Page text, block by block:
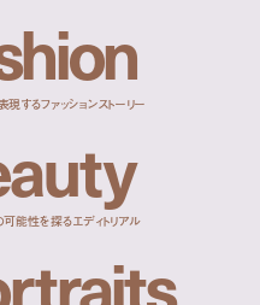
hion
するファッションストーリー
auty
可能性を探るエディトリアル